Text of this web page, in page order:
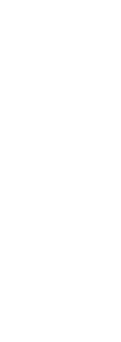
El
operativa 0
Ante la
tráfico
Gibalbín y el